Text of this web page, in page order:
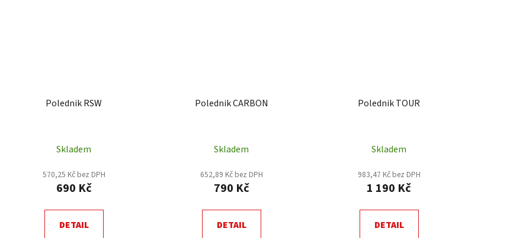
Polednik RSW
Skladem
570,25 Kč bez DPH
690 Kč
DETAIL
Polednik CARBON
Skladem
652,89 Kč bez DPH
790 Kč
DETAIL
Polednik TOUR
Skladem
983,47 Kč bez DPH
1 190 Kč
DETAIL